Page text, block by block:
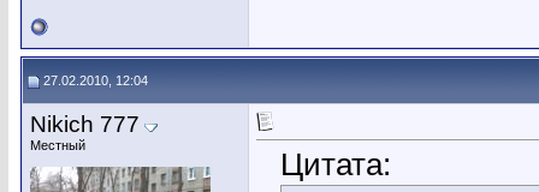
27.02.2010, 12:04
Nikich 777
Местный
Цитата: